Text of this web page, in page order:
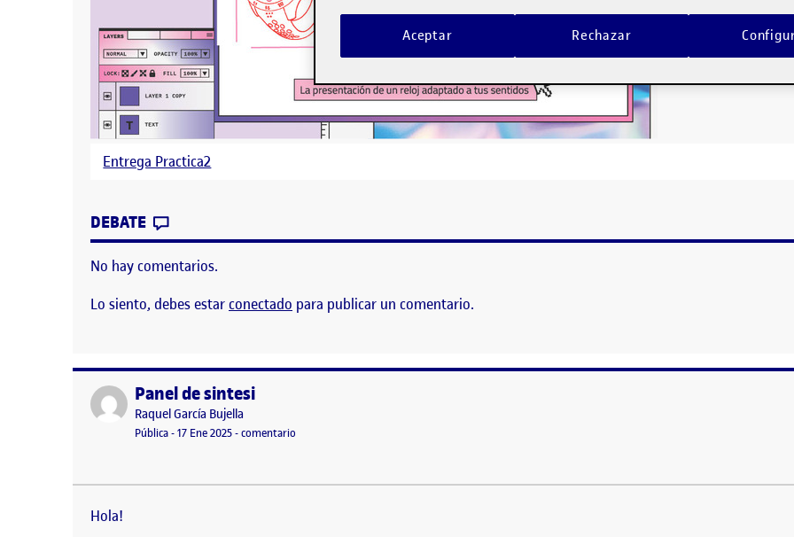
Entrega Practica2
DEBATE
No hay comentarios.
Lo siento, debes estarconectado para publicar un comentario.
Publicado porPanel de sintesi
Publicado por
Raquel García Bujella
Visibilidad:
Pública-Fecha de publicación
17 Ene 2025-comentario
Hola! Hola, soy Raquel. A continuación, os dejo el panel de síntesis que he realizado sobre el rediseño del mando de aire
Hola!
Rechazar
Aceptar